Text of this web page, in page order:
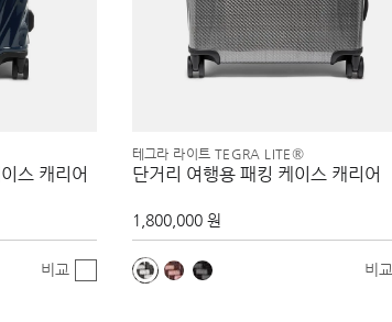
스 캐리어
비교
테그라 라이트 TEGRA LITE®
단거리 여행용 패킹 케이스 캐리어
1,800,000 원
비교